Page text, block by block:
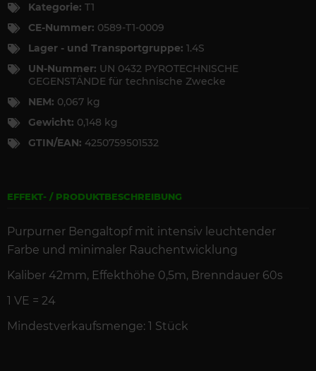
Kategorie: T1
CE-Nummer: 0589-T1-0009
Lager - und Transportgruppe: 1.4S
UN-Nummer: UN 0432 PYROTECHNISCHE
GEGENSTÄNDE für technische Zwecke
NEM: 0,067 kg
Gewicht: 0,148 kg
GTIN/EAN: 4250759501532
EFFEKT- / PRODUKTBESCHREIBUNG
Purpurner Bengaltopf mit intensiv leuchtender
Farbe und minimaler Rauchentwicklung
Kaliber 42mm, Effekthöhe 0,5m, Brenndauer 60s
1 VE = 24
Mindestverkaufsmenge: 1 Stück